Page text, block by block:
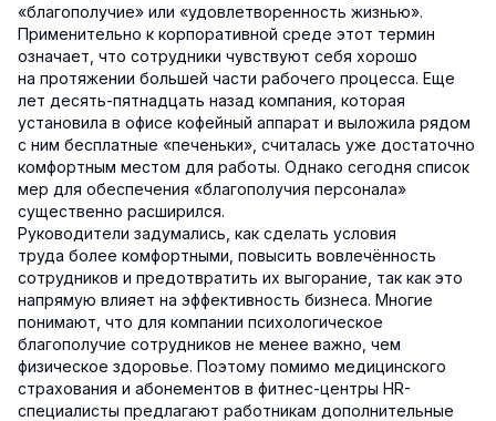
«благополучие» или «удовлетворенность жизнью».
Применительно к корпоративной среде этот термин
означает, что сотрудники чувствуют себя хорошо
на протяжении большей части рабочего процесса. Еще
лет десять-пятнадцать назад компания, которая
установила в офисе кофейный аппарат и выложила рядом
с ним бесплатные «печеньки», считалась уже достаточно
комфортным местом для работы. Однако сегодня список
мер для обеспечения «благополучия персонала»
существенно расширился.
Руководители задумались, как сделать условия
труда более комфортными, повысить вовлечённость
сотрудников и предотвратить их выгорание, так как это
напрямую влияет на эффективность бизнеса. Многие
понимают, что для компании психологическое
благополучие сотрудников не менее важно, чем
физическое здоровье. Поэтому помимо медицинского
страхования и абонементов в фитнес-центры HR-
специалисты предлагают работникам дополнительные